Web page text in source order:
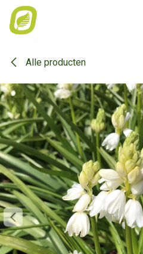
Overslaan naar inhoud
Alle producten